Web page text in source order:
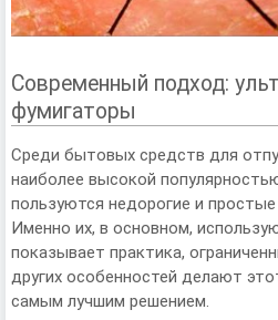
Современный подход:
фумигаторы
Среди бытовых средств для
наиболее высокой
пользуются недорогие и
Именно их, в основном,
показывает практика,
других особенностей делают
самым лучшим решением.